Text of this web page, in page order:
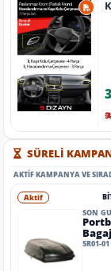
SÜRELİ
AKTIF KAMPANYA VE
Aktif
SON
SR01-01